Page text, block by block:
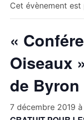
Cet évènement est
«
Oiseaux
de
7 décembre 2019